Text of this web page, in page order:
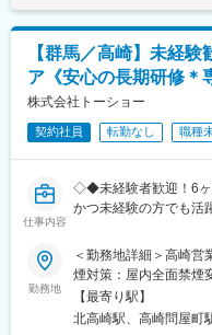
す。また70年の歴史が
む新ブランドを展開す
（2）成長が見込める
少子高齢化が進む一方
セルフケア需要‘が高
を主力に機能性×デザ
努めております。
・数百円のものから数
殊装置まで取り扱って
<活動範囲>
群馬県、埼玉県北部を
＊社有車使用
<担当する企業数>
1人10社以上を担当い
ご紹介があった際には
■業務のやりがい/魅力
・評価制度
┗年に2回、賞与の前
や評価がしっかりと分
の金額であり、選考を
額)は固定手当を含め
【群馬／高崎】未経
ア《安心の長期研修＊
株式会社トーショー
契約社員 転勤なし 職種
仕事内容
◇◆未経験者歓迎！6ヶ
かつ未経験の方でも活
い方も歓迎！社会貢
【はじめに】
当ポジションはフィー
入されたお客様先へ出
勤務地
＜勤務地詳細＞高崎
煙対策：屋内全面禁煙
トワーク含む）
【最寄り駅】
北高崎駅、高崎問屋町